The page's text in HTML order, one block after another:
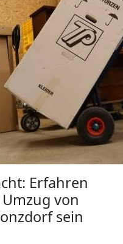
Erfahren
von
sein